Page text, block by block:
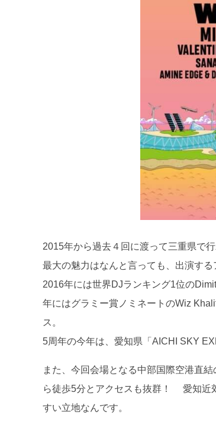
2015年から過去４回に渡って三重県で
最大の魅力はなんと言っても、出演す
2016年には世界DJランキング1位の
年にはグラミー賞ノミネートのWiz
ス。
5周年の今年は、愛知県「AICHI SKY
また、今回会場となる中部国際空港直
ら徒歩5分とアクセスも抜群！ 愛知近
すい立地なんです。